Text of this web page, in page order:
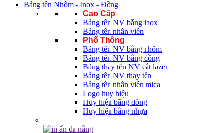
Bảng tên Nhôm - Inox - Đồng
Cao Cấp
Bảng tên NV bằng inox
Bảng tên nhân viên
Phổ Thông
Bảng tên NV bằng nhôm
Bảng tên NV bằng đồng
Bảng thay tên NV cắt lazer
Bảng tên NV thay tên
Bảng tên nhân viên mica
Logo huy hiệu
Huy hiệu bằng đồng
Huy hiệu bằng nhựa